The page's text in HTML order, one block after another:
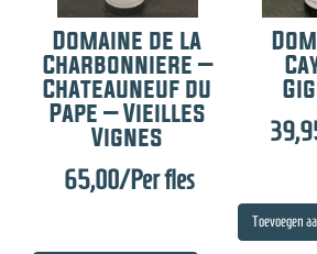
Domaine de la
Charbonniere –
Chateauneuf du
Pape – Vieilles
Vignes
65,00/Per fles
Toevoegen